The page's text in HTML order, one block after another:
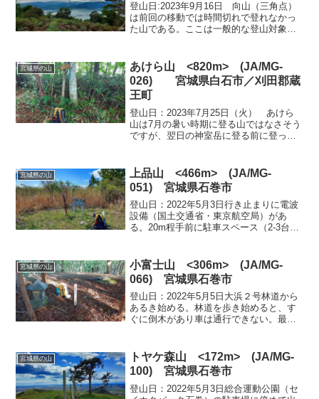
登山日:2023年9月16日 向山（三角点）
は前回の移動では時間切れで登れなかっ
た山である。ここは一般的な登山対象で
風越峠を経由することが楽そうな気がし
た。風越峠までは...
宮城県の山
あけら山 <820m> (JA/MG-
026) 宮城県白石市／刈田郡蔵
王町
登山日：2023年7月25日（火） あけら
山は7月の暑い時期に登る山ではなさそう
ですが、翌日の神室岳に登る前に登って
には、駐車場までの道が表示されていな
いが、R457...
宮城県の山
上品山 <466m> (JA/MG-
051) 宮城県石巻市
登山日：2022年5月3日行き止まりに電波
設備（国土交通省・東京航空局）があ
る。20m程手前に駐車スペース（2-3台程
ベント（マラソン）のために設置されて
いるもので、各...
宮城県の山
小富士山 <306m> (JA/MG-
066) 宮城県石巻市
登山日：2022年5月5日大浜２号林道から
あるき始める。林道を歩き始めると、す
ぐに倒木があり車は通行できない。最近
歩きやすい道が続く。この辺りは新緑が
美しい。しばらく林...
宮城県の山
トヤケ森山 <172m> (JA/MG-
100) 宮城県石巻市
登山日：2022年5月3日総合運動公園（セ